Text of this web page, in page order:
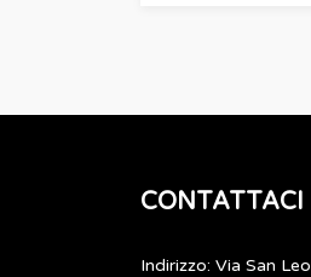
CONTATTACI
Indirizzo: Via San